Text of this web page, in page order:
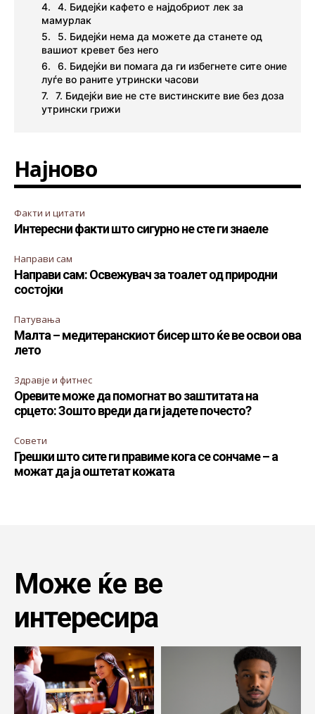
4. Бидејќи кафето е најдобриот лек за
мамурлак
5. Бидејќи нема да можете да станете од
вашиот кревет без него
6. Бидејќи ви помага да ги избегнете сите оние
луѓе во раните утрински часови
7. Бидејќи вие не сте вистинските вие без доза
утрински грижи
Најново
Факти и цитати
Интересни факти што сигурно не сте ги знаеле
Направи сам
Направи сам: Освежувач за тоалет од природни
состојки
Патувања
Малта – медитеранскиот бисер што ќе ве освои ова
лето
Здравје и фитнес
Оревите може да помогнат во заштитата на
срцето: Зошто вреди да ги јадете почесто?
Совети
Грешки што сите ги правиме кога се сончаме – а
можат да ја оштетат кожата
Може ќе ве
интересира